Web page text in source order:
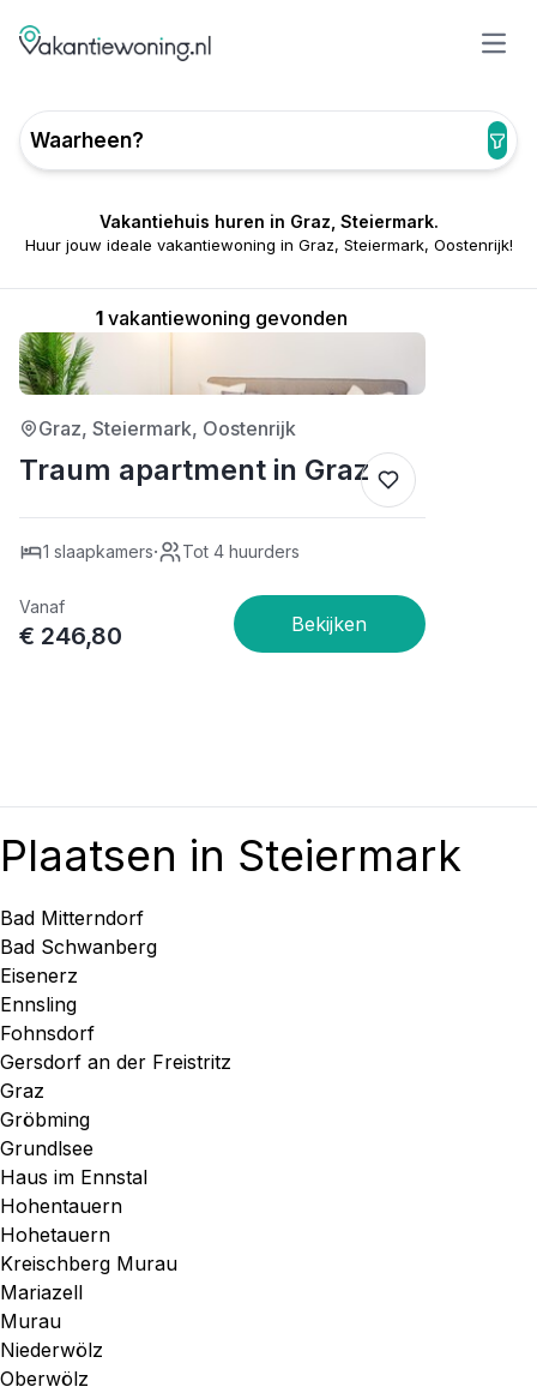
Waarheen?
Vakantiehuis huren in Graz, Steiermark.
Huur jouw ideale vakantiewoning in Graz, Steiermark, Oostenrijk!
1 vakantiewoning gevonden
5/5
Graz, Steiermark, Oostenrijk
Traum apartment in Graz
1 slaapkamers· Tot 4 huurders
Vanaf
€ 246,80
Plaatsen in Steiermark
Bad Mitterndorf
Bad Schwanberg
Eisenerz
Ennsling
Fohnsdorf
Gersdorf an der Freistritz
Graz
Gröbming
Grundlsee
Haus im Ennstal
Hohentauern
Hohetauern
Kreischberg Murau
Mariazell
Murau
Niederwölz
Oberwölz